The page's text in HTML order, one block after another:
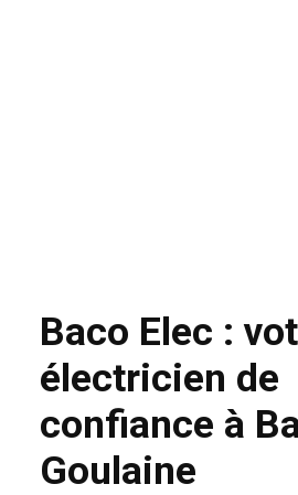
Baco Elec :
électricien de
confiance à
Goulaine